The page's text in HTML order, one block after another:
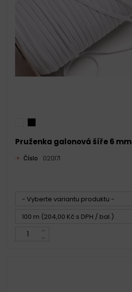
Pruženka galonová šíře 6 mm
Číslo 020171
- Vyberte variantu produktu -
100 m (204,00 Kč s DPH / bal.)